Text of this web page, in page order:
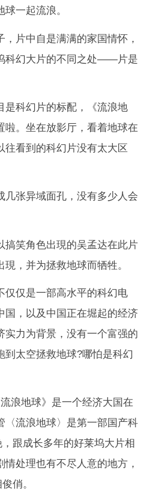
一起流浪。
片中自是满满的家国情怀，
科幻大片的不同之处——片是
是科幻片的标配，《流浪地
啦。坐在放影厅，看着地球在
往看到的科幻片没有太大区
几张异域面孔，没有多少人会
搞笑角色出現的吴孟达在此片
，并为拯救地球而牺牲。
仅仅是一部高水平的科幻电
国，以及中国正在堀起的经济
实力为背景，没有一个富强的
到太空拯救地球?哪怕是科幻
浪地球》是一个经济大国在
〈流浪地球〉是第一部国产科
跟成长多年的好莱坞大片相
处理也有不尽人意的地方，
俏。